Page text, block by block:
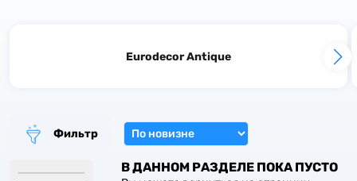
Eurodecor Antique
6
Фильтр
В ДАННОМ РАЗДЕЛЕ ПОКА ПУСТО